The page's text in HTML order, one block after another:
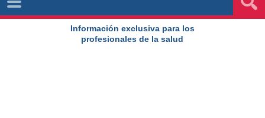
Información exclusiva para los
profesionales de la salud